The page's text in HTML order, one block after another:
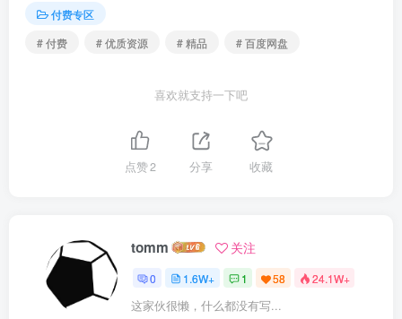
付费专区
# 付费
# 优质资源 # 精品 # 百度网盘
喜欢就支持一下吧
点赞2 分享 收藏
tomm 关注
0 1.6W+ 1 58 24.1W+
这家伙很懒，什么都没有写...